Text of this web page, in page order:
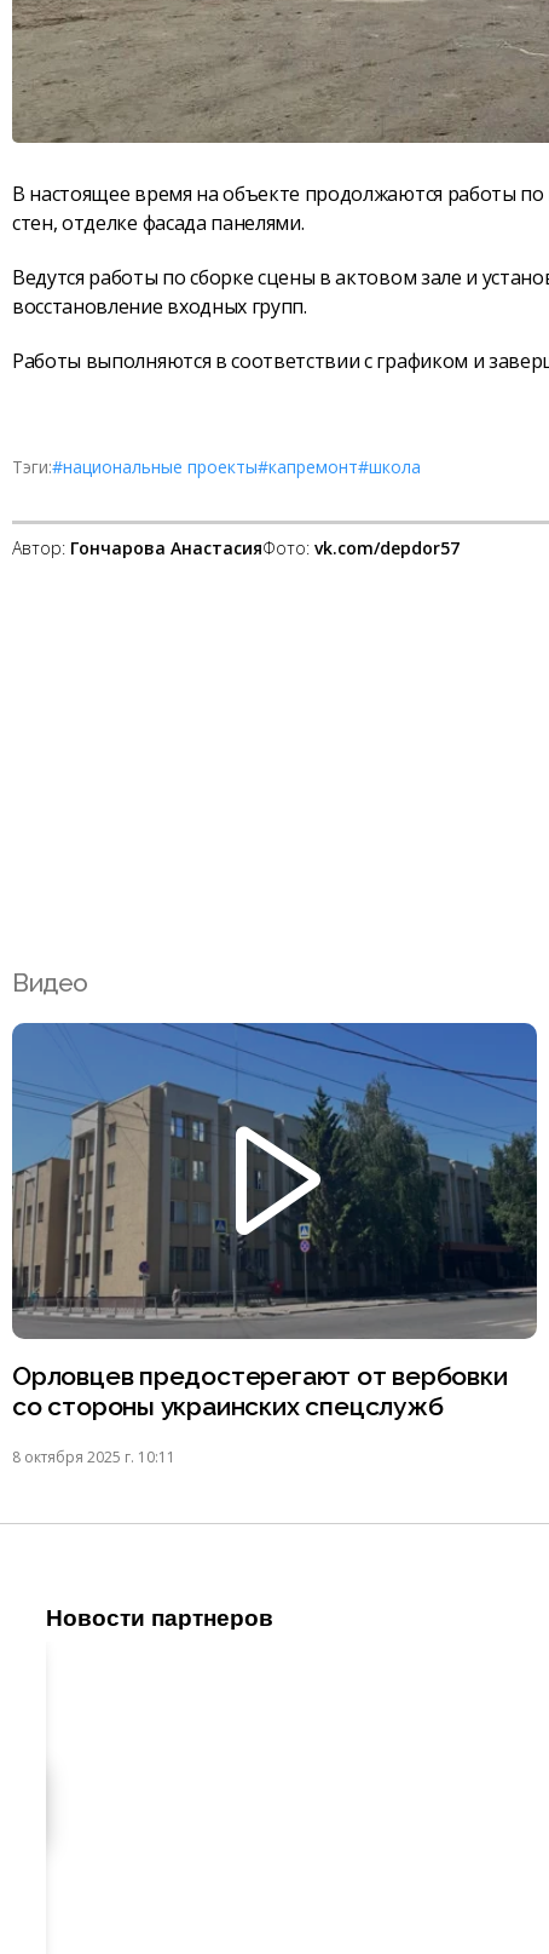
В настоящее время на объекте продолжаются работы
стен, отделке фасада панелями.
Ведутся работы по сборке сцены в актовом зале и
восстановление входных групп.
Работы выполняются в соответствии с графиком и
Тэги:#национальные проекты#капремонт#школа
Автор: Гончарова АнастасияФото: vk.com/depdor57
Видео
Орловцев предостерегают от вербовки
со стороны украинских спецслужб
8 октября 2025 г. 10:11
Новости партнеров